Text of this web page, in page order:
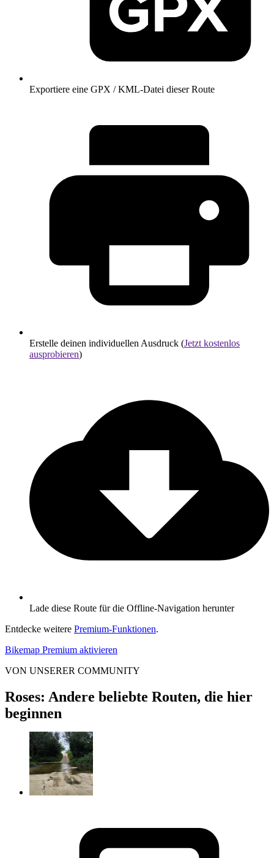
Exportiere eine GPX / KML-Datei dieser Route
Erstelle deinen individuellen Ausdruck (Jetzt kostenlos
ausprobieren)
Lade diese Route für die Offline-Navigation herunter
Entdecke weitere Premium-Funktionen.
Bikemap Premium aktivieren
VON UNSERER COMMUNITY
Roses: Andere beliebte Routen, die hier
beginnen